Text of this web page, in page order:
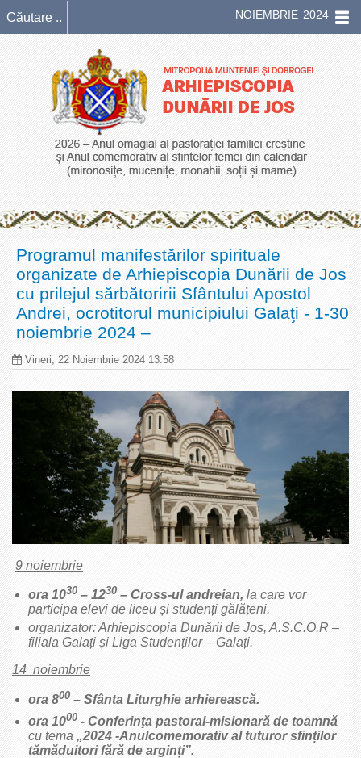
NOIEMBRIE 2024
Programul manifestărilor spirituale
organizate de Arhiepiscopia Dunării de Jos
cu prilejul sărbătoririi Sfântului Apostol
Andrei, ocrotitorul municipiului Galaţi - 1-30
noiembrie 2024 –
Vineri, 22 Noiembrie 2024 13:58
9 noiembrie
ora 1030 – 1230 – Cross-ul andreian, la care vor
participa elevi de liceu și studenți gălățeni.
organizator: Arhiepiscopia Dunării de Jos, A.S.C.O.R –
filiala Galați și Liga Studenților – Galați.
14 noiembrie
ora 800 – Sfânta Liturghie arhierească.
ora 1000 - Conferinţa pastoral-misionară de toamnă
cu tema „2024 -Anulcomemorativ al tuturor sfinților
tămăduitori fără de arginți”.